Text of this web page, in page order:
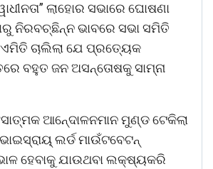
ଲାହୋର ସଭାରେ ଘୋଷଣା
ନିରବଚ୍ଛିନ୍ନ ଭାବରେ ସଭା ସମିତି
ଚାଲିଲା ଯେ ପ୍ରତ୍ୟେକ
ବହୁତ ଜନ ଅସନ୍ତୋଷକୁ ସାମ୍ନା
ଆନେ୍ଦାଳନମାନ ମୁଣ୍ଡ ଟେକିଲା
ଲର୍ଡ ମାଉଁଟବେଟନ୍
ହେବାକୁ ଯାଉଥବା ଲକ୍ଷ୍ୟକରି